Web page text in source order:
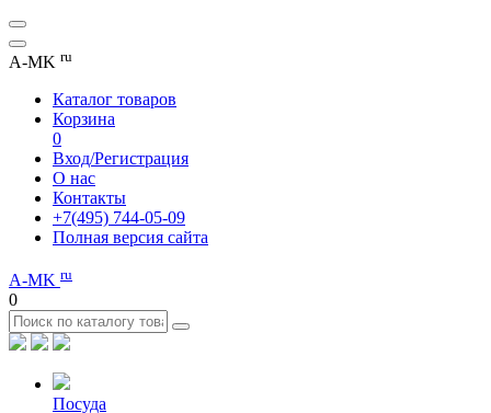
A-MK ru
Каталог товаров
Корзина
0
Вход/Регистрация
О нас
Контакты
+7(495) 744-05-09
Полная версия сайта
A-MK ru
0
Посуда